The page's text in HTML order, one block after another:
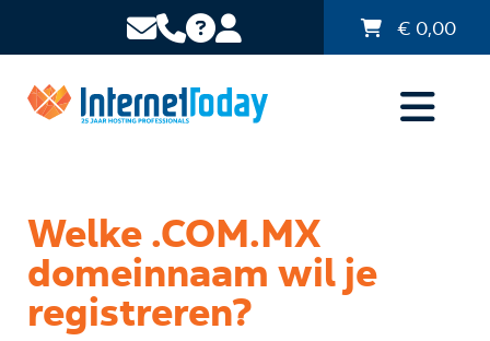
€ 0,00
Welke .COM.MX
domeinnaam wil je
registreren?